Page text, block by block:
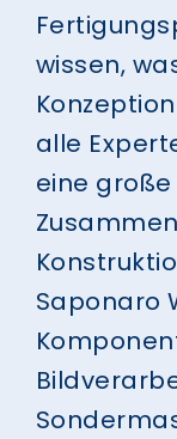
wissen,
alle
eine
Saponaro